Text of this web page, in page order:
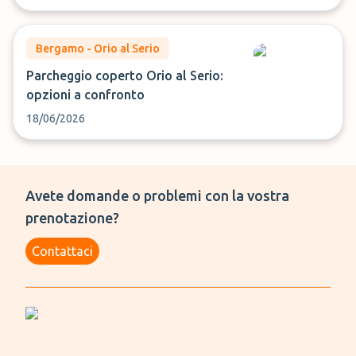
Bergamo - Orio al Serio
Parcheggio coperto Orio al Serio:
opzioni a confronto
18/06/2026
Avete domande o problemi con la vostra
prenotazione?
Contattaci